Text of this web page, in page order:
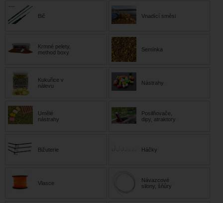
Bič Vnadící směsi
Krmné pelety,
method boxy
Semínka
Kukuřice v
nálevu
Nástrahy
Umělé
nástrahy
Posilňovače,
dipy, atraktory
Bižuterie Háčky
Vlasce
Návazcové
silony, šňůry